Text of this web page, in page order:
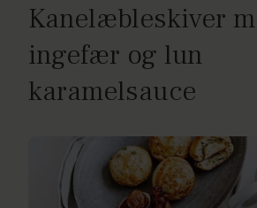
Kanelæbleskiver
ingefær og lun
karamelsauce